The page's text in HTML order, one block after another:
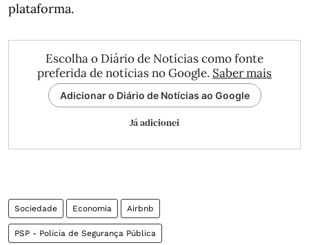
plataforma.
Escolha o Diário de Notícias como fonte
preferida de notícias no Google. Saber mais
Adicionar o Diário de Notícias ao Google
Já adicionei
Sociedade Economia Airbnb
PSP - Polícia de Segurança Pública